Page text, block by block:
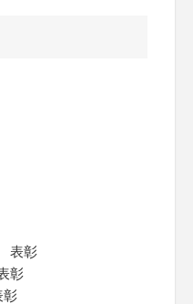
表彰
彰
彰